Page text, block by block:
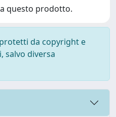
questo prodotto.
da copyright e
salvo diversa